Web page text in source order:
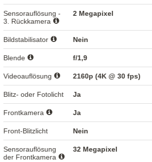
Sensorauflösung -
3. Rückkamera
2 Megapixel
Bildstabilisator Nein
Blende f/1,9
Videoauflösung 2160p (4K @ 30 fps)
Blitz- oder Fotolicht Ja
Frontkamera Ja
Front-Blitzlicht Nein
Sensorauflösung
der Frontkamera
32 Megapixel